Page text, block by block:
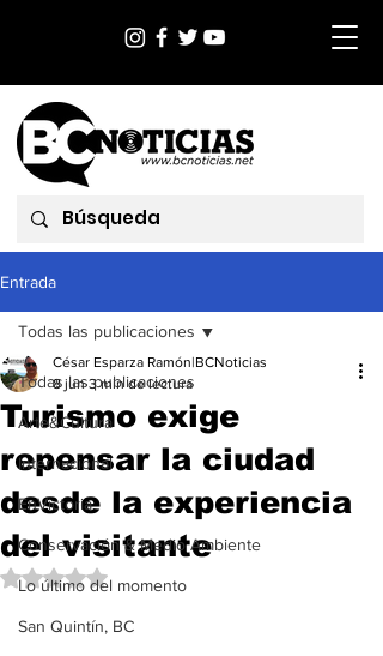
Entrada
Todas las publicaciones
Arte&Cultura
Internacional
EnVictoria
Conservación & Medio Ambiente
Lo último del momento
San Quintín, BC
Todas las publicaciones
Turismo exige
repensar la ciudad
desde la experiencia
del visitante
César Esparza Ramón|BCNoticias
8 jun 3 min de lectura
Obtuvo NaN de 5 estrellas.